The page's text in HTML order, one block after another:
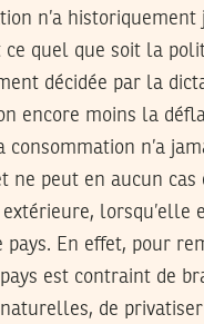
n’a
ce quel que soit la
décidée par la
encore moins la
consommation n’a
ne peut en aucun cas
lorsqu’elle
pays. En effet, pour
est contraint de
de